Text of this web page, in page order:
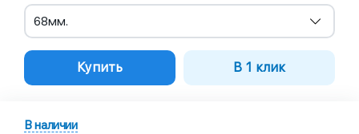
68мм.
Купить В 1 клик
В наличии